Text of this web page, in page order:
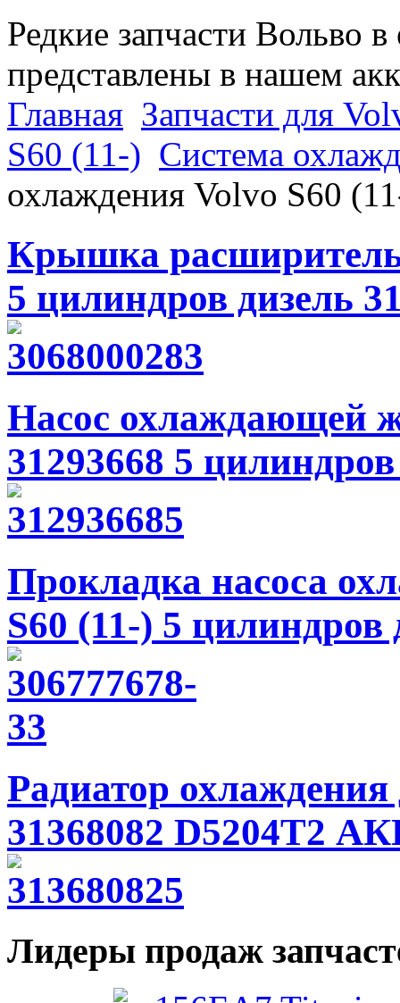
Редкие запчасти Вольво
представлены в нашем
Главная Запчасти для
S60 (11-) Система
охлаждения Volvo S60
Крышка
5 цилиндров дизель
Насос охлаждающей
31293668 5
Прокладка насоса
S60 (11-) 5 цилиндров
Радиатор охлаждения
31368082 D5204T2
Лидеры продаж